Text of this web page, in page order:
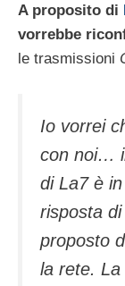
A proposito di
vorrebbe
le trasmissioni
Io vorrei
con noi…
di La7 è
risposta
proposto
la rete. La